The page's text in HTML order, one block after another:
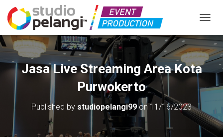
Jasa Live Streaming Area Kota
Purwokerto
Published by studiopelangi99on 11/16/2023